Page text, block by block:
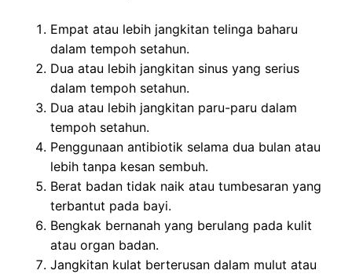
Empat atau lebih jangkitan telinga baharu
dalam tempoh setahun.
Dua atau lebih jangkitan sinus yang serius
dalam tempoh setahun.
Dua atau lebih jangkitan paru-paru dalam
tempoh setahun.
Penggunaan antibiotik selama dua bulan atau
lebih tanpa kesan sembuh.
Berat badan tidak naik atau tumbesaran yang
terbantut pada bayi.
Bengkak bernanah yang berulang pada kulit
atau organ badan.
Jangkitan kulat berterusan dalam mulut atau